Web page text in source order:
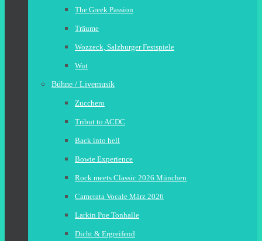
The Greek Passion
Träume
Wozzeck, Salzburger Festspiele
Wut
Bühne / Livemusik
Zucchero
Tribut to ACDC
Back into hell
Bowie Experience
Rock meets Classic 2026 München
Camerata Vocale März 2026
Larkin Poe Tonhalle
Dicht & Ergreifend